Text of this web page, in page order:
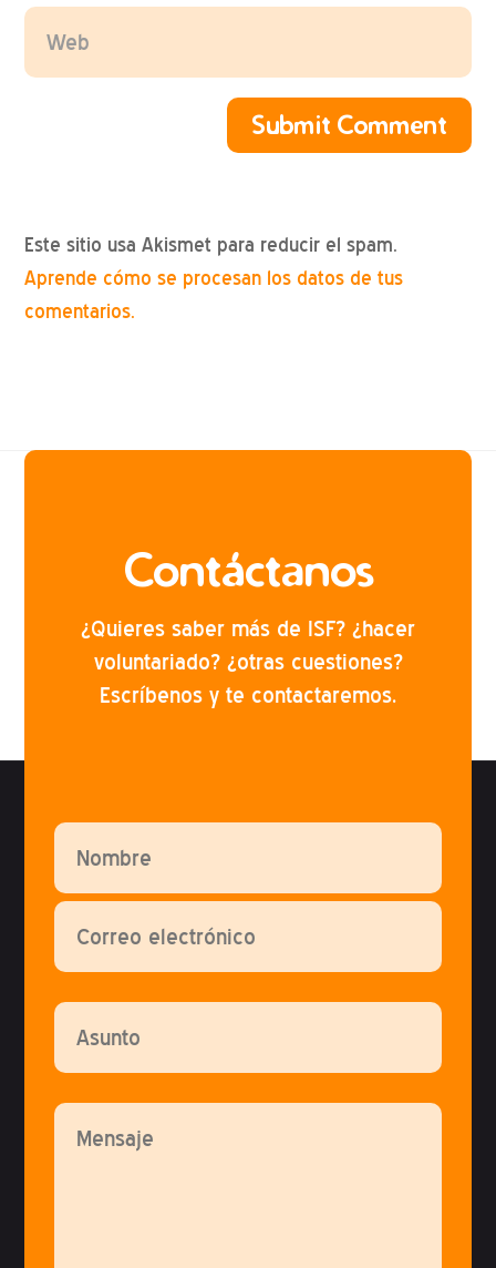
Submit Comment
Este sitio usa Akismet para reducir el spam.
Aprende cómo se procesan los datos de tus
comentarios.
Contáctanos
¿Quieres saber más de ISF? ¿hacer
voluntariado? ¿otras cuestiones?
Escríbenos y te contactaremos.
Por favor, deja este campo vacío.